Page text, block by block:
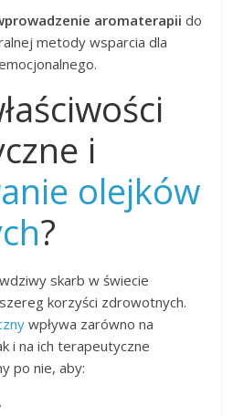
aromaterapii do
metody wsparcia dla
i
olejków
?
skarb w świecie
korzyści zdrowotnych.
wpływa zarówno na
i na ich terapeutyczne
po nie, aby: